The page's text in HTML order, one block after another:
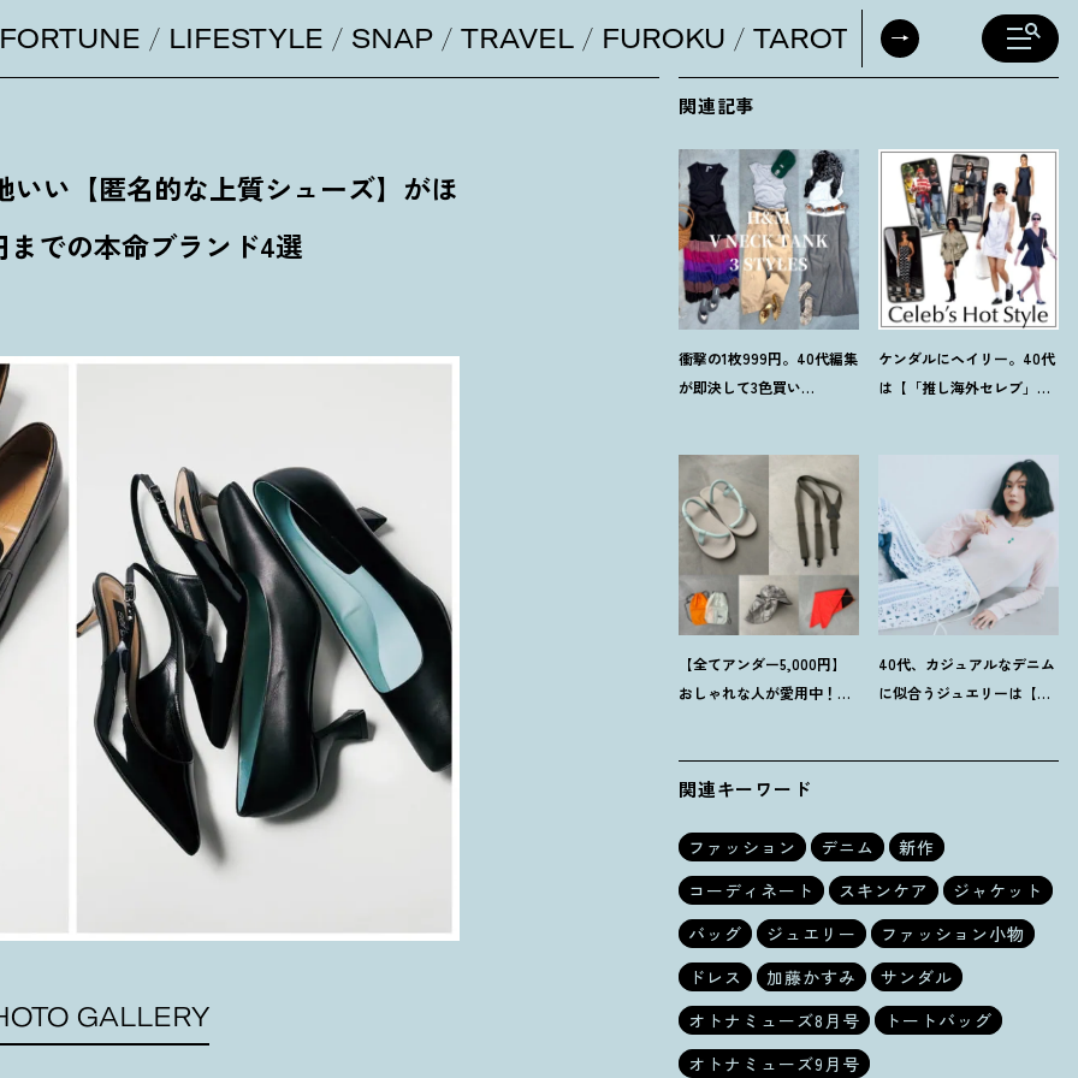
FORTUNE LIFESTYLE SNAP TRAVEL FUROKU TAROT DAILY
い【匿名的な上質シューズ】がほ
での本命ブランド4選
GALLERY
関連記事
衝撃の1枚999円。40代編集
が即決して3色買い
ケンダルにヘイリー。40代
は【「推し海外セレブ」
【全てアンダー5,000円】
おしゃれな人が愛用中 ！ 夏
40代、カジュアルなデニム
に似合うジュエリーは【お
関連キーワード
ファッション デニム
新作
コーディネート
スキンケア
ジャケット
バッグ
ジュエリー
ファッション小物
ドレス
加藤かすみ
サンダル
オトナミューズ8月号
トートバッグ
オトナミューズ9月号